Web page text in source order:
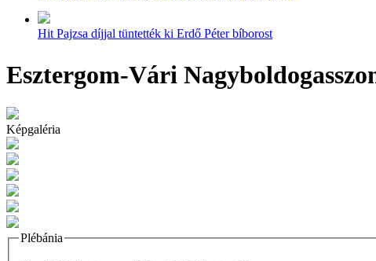
Hit Pajzsa díjjal tüntették ki Erdő Péter bíborost
Esztergom-Vári
Képgaléria
Plébánia